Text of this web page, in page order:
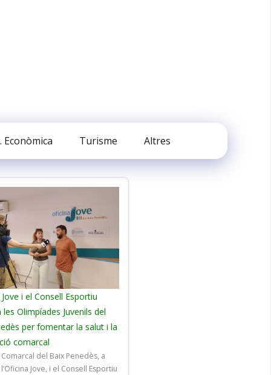
Econòmica Turisme Altres
Jove i el Consell Esportiu
les Olimpíades Juvenils del
per fomentar la salut i la
comarcal
Comarcal del Baix Penedès, a
Jove, i el Consell Esportiu